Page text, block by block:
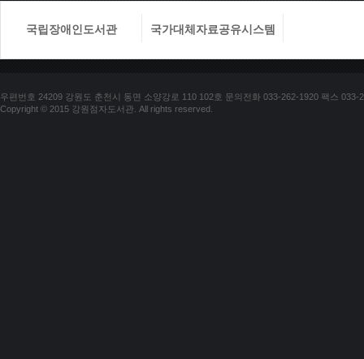
국립장애인도서관 국가대체자료공유시스템
우편번호 24209 강원도 춘천시 동면 소양강로 110 102호 문의전화 033-262-1920 팩스 033-
Copyright © 2015 강원점자도서관. All rights reserved.